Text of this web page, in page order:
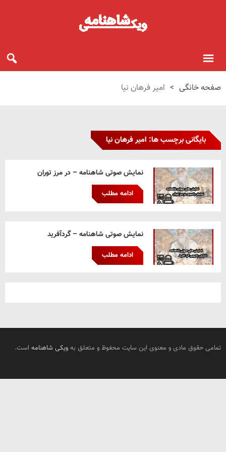
صفحه خانگی > امیر فرهان نیا
بایگانی برچسب ها: امیر فرهان نیا
نمایش صوتی شاهنامه – در مرز توران
ادامه مطلب
نمایش صوتی شاهنامه – گردآفرید
ادامه مطلب
تمامی حقوق مادی و معنوی این سایت محفوظ و متعلق به ویکی شاهنامه است.